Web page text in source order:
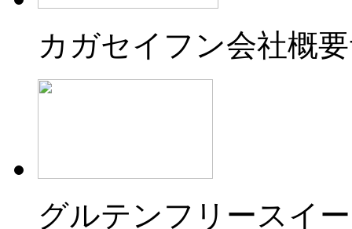
カガセイフン会社概
グルテンフリースイ